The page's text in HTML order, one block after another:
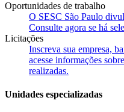
Oportunidades de trabalho
O SESC São Paulo
Consulte agora se há
Licitações
Inscreva sua empresa,
acesse informações
realizadas.
Unidades especializadas